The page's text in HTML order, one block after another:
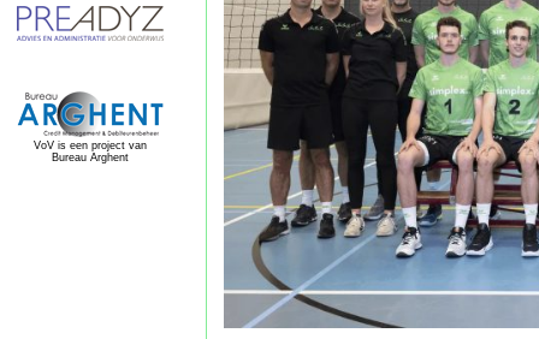
VoV is een project van
Bureau Arghent